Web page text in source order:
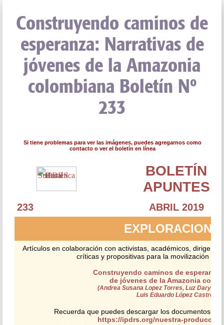
Construyendo caminos de
esperanza: Narrativas de
jóvenes de la Amazonia
colombiana Boletín Nº
233